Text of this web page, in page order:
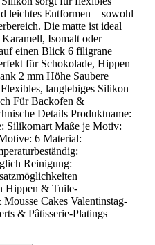
leichtes Entformen – sowohl
Die matte ist ideal
Isomalt oder
einen Blick 6 filigrane
für Schokolade, Hippen
2 mm Höhe Saubere
langlebiges Silikon
Für Backofen &
Details Produktname:
Silikomart Maße je Motiv:
6 Material:
Reinigung:
Hippen & Tuile-
Cakes Valentinstag-
& Pâtisserie-Platings